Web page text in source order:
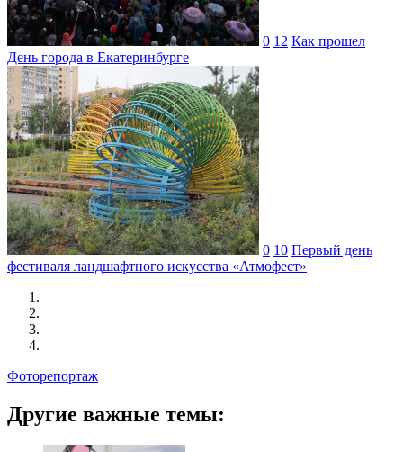
0 12 Как прошел
День города в Екатеринбурге
0 10 Первый день
фестиваля ландшафтного искусства «Атмофест»
Фоторепортаж
Другие важные темы: